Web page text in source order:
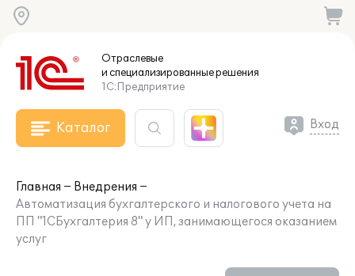
Отраслевые
и специализированныерешения
1С:Предприятие
Каталог Вход
Главная
Внедрения
Автоматизация бухгалтерского и налогового учета на
ПП "1СБухгалтерия 8" у ИП, занимающегося оказанием
услуг